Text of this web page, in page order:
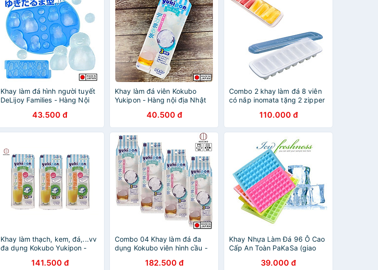
Khay làm đá hình người tuyết
DeLijoy Families - Hàng Nội
43.500 đ
Khay làm đá viên Kokubo
Yukipon - Hàng nội địa Nhật
40.500 đ
Combo 2 khay làm đá 8 viên
có nắp inomata tặng 2 zipper
110.000 đ
Khay làm thạch, kem, đá,...vv
đa dụng Kokubo Yukipon -
141.500 đ
Combo 04 Khay làm đá đa
dụng Kokubo viên hình cầu -
182.500 đ
Khay Nhựa Làm Đá 96 Ô Cao
Cấp An Toàn PaKaSa (giao
39.000 đ